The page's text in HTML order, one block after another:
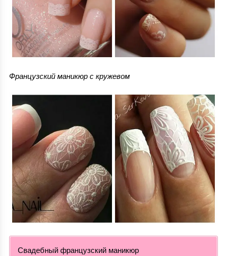
Французский маникюр с кружевом
Свадебный французский маникюр